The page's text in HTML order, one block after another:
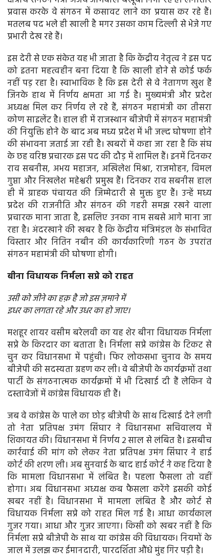
प्रवास करके वे संगठन में कसावट लाने का प्रयास कर रहे हैं।
मतलब पद भले ही खाली है मगर उसका काम दिल्ली से भेजे गए
प्रभारी देख रहे हैं।
इस देरी से एक संकेत यह भी जाता है कि केंद्रीय नेतृत्व ने इस पद
को इतना महत्वहीन बना दिया है कि खाली होने से कोई फर्क
नहीं पड़ रहा है। स्वाभाविक है कि इस देरी से वे नेतागण खुश हैं
जिनके हाथ में निर्णय क्षमता आ गई है। मुख्यमंत्री और प्रदेश
अध्यक्ष मिल कर निर्णय ले रहे हैं, संगठन महामंत्री का तीसरा
कोण साइलेंट है। हाल ही में राजस्थान बीजेपी में संगठन महामंत्री
की नियुक्ति होने के बाद अब मध्य प्रदेश में भी जल्द घोषणा होने
की संभावना जताई जा रही है। खबरों में कहा जा रहा है कि संघ
के छह वरिष्ठ प्रचारक इस पद की दौड़ में शामिल हैं। इनमें दिनकर
राव सबनीस, अभय महाजन, अखिलेश मिश्रा, राजमोहन, विमल
गुप्ता और निखलेश महेश्वरी प्रमुख हैं। दिनकर राव सबनीस हाल
ही में ग्राहक पंचायत की जिम्मेदारी से मुक्त हुए हैं। उन्हें मध्य
प्रदेश की राजनीति और संगठन की गहरी समझ रखने वाला
प्रचारक माना जाता है, इसलिए उनका नाम सबसे आगे माना जा
रहा है। अंदरखाने की खबर है कि केंद्रीय मंत्रिमंडल के संभावित
विस्तार और नितिन नबीन की कार्यकारिणी गठन के उपरांत
संगठन महामंत्री की घोषणा होगी।
बीना विधायक निर्मला सप्रे को राहत
उसी को जीने का हक़ है जो इस ज़माने में
इधर का लगता रहे और उधर का हो जाए।
मशहूर शायर वसीम बरेलवी का यह शेर बीना विधायक निर्मला
सप्रे के किरदार का बताता है। निर्मला सप्रे कांग्रेस के टिकट से
चुन कर विधानसभा में पहुंची। फिर लोकसभा चुनाव के समय
बीजेपी की सदस्यता ग्रहण कर ली। वे बीजेपी के कार्यक्रमों तथा
पार्टी के संगठनात्मक कार्यक्रमों में भी दिखाई दी हैं लेकिन वे
दस्तावेजों में कांग्रेस विधायक ही हैं।
जब वे कांग्रेस के पाले का छोड़ बीजेपी के साथ दिखाई देने लगी
तो नेता प्रतिपक्ष उमंग सिंघार ने विधानसभा सचिवालय में
शिकायत की। विधानसभा में निर्णय 2 साल से लंबित है। इसबीच
कार्रवाई की मांग को लेकर नेता प्रतिपक्ष उमंग सिंघार ने हाई
कोर्ट की शरण ली। अब सुनवाई के बाद हाई कोर्ट ने कह दिया है
कि मामला विधानसभा में लंबित है। पहला फैसला तो वहीं
होगा। अब विधानसभा अध्यक्ष कब फैसला करेंगे इसकी कोई
खबर नहीं है। विधानसभा में मामला लंबित है और कोर्ट से
विधायक निर्मला सप्रे को राहत मिल गई है। आधा कार्यकाल
गुजर गया। आधा और गुजर जाएगा। किसी को खबर नहीं है कि
निर्मला सप्रे बीजेपी के साथ या कांग्रेस की विधायक। नियमों के
जाल में उलझ कर ईमानदारी, पारदर्शिता औंधे मुंह गिर पड़ी है।